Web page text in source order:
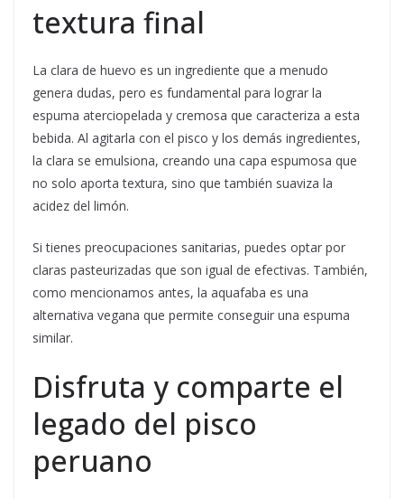
textura final
La clara de huevo es un ingrediente que a menudo
genera dudas, pero es fundamental para lograr la
espuma aterciopelada y cremosa que caracteriza a esta
bebida. Al agitarla con el pisco y los demás ingredientes,
la clara se emulsiona, creando una capa espumosa que
no solo aporta textura, sino que también suaviza la
acidez del limón.
Si tienes preocupaciones sanitarias, puedes optar por
claras pasteurizadas que son igual de efectivas. También,
como mencionamos antes, la aquafaba es una
alternativa vegana que permite conseguir una espuma
similar.
Disfruta y comparte el
legado del pisco
peruano